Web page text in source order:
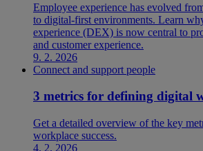
Employee experience has evolved
to digital-first environments. Learn
experience (DEX) is now central to
and customer experience.
9. 2. 2026
Connect and support people
3 metrics for defining digital
Get a detailed overview of the key
workplace success.
4. 2. 2026